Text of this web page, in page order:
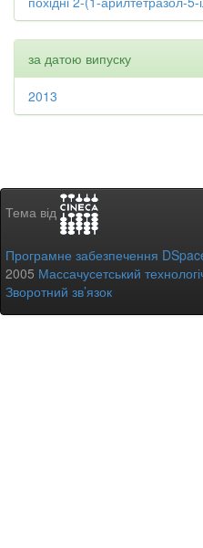
за датою випуску
2013
Тема від
Програмне забезпечення
2005 Массачусетський
Зворотний зв’язок